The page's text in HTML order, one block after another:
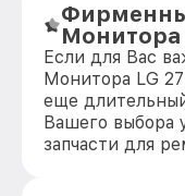
Монитора
Если для Вас
Монитора LG
еще
Вашего выбора
запчасти для